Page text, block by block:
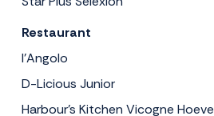
Restaurant
l'Angolo
D-Licious Junior
Harbour's Kitchen Vicogne Hoeve